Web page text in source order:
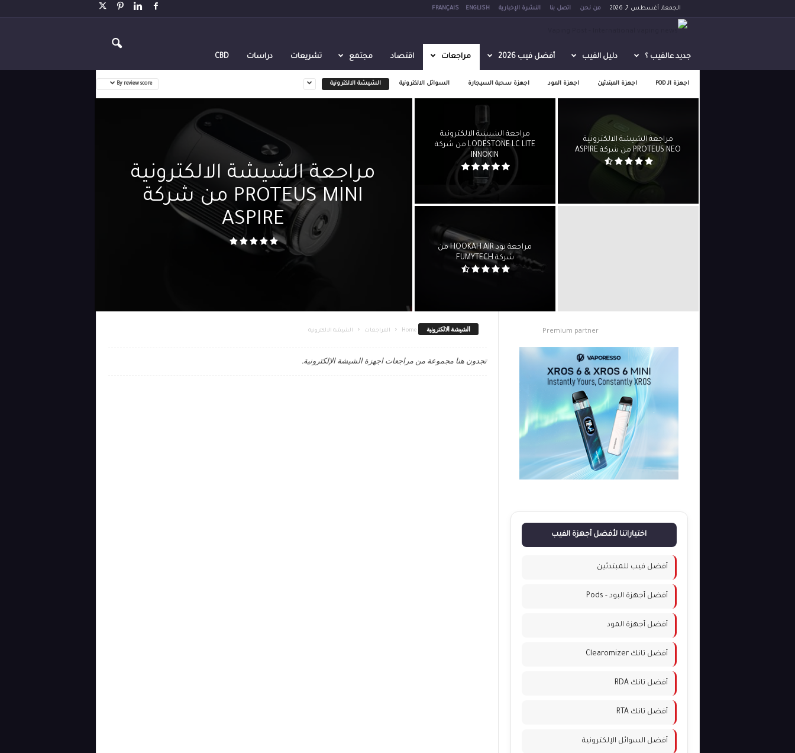
الجمعة, أغسطس 7, 2026 من نحن اتصل بنا النشرة الإخبارية ENGLISH
FRANÇAIS
a
p
CBD دراسات تشريعات مجتمع اقتصاد مراجعات أفضل فيب 2026 دليل الفيب جديد عالفيب ؟
اجهزة الـ POD اجهزة المبتدئين اجهزة المود اجهزة سحبة السيجارة السوائل الالكترونية الشيشة الالكترونية By review score
مراجعة الشيشة الالكترونية
PROTEUS MINI من شركة
ASPIRE
مراجعة الشيشة الالكترونية
LODESTONE LC LITE من شركة
INNOKIN
مراجعة الشيشة الالكترونية
PROTEUS NEO من شركة ASPIRE
مراجعة بود HOOKAH AIR من
شركة FUMYTECH
الشيشة الالكترونية Home المراجعات الشيشة الالكترونية
تجدون هنا مجموعة من مراجعات اجهزة الشيشة الإلكترونية.
Premium partner
اختياراتنا لأفضل أجهزة الفيب
أفضل فيب للمبتدئين
أفضل أجهزة البود - Pods
أفضل أجهزة المود
أفضل تانك Clearomizer
أفضل تانك RDA
أفضل تانك RTA
أفضل السوائل الإلكترونية